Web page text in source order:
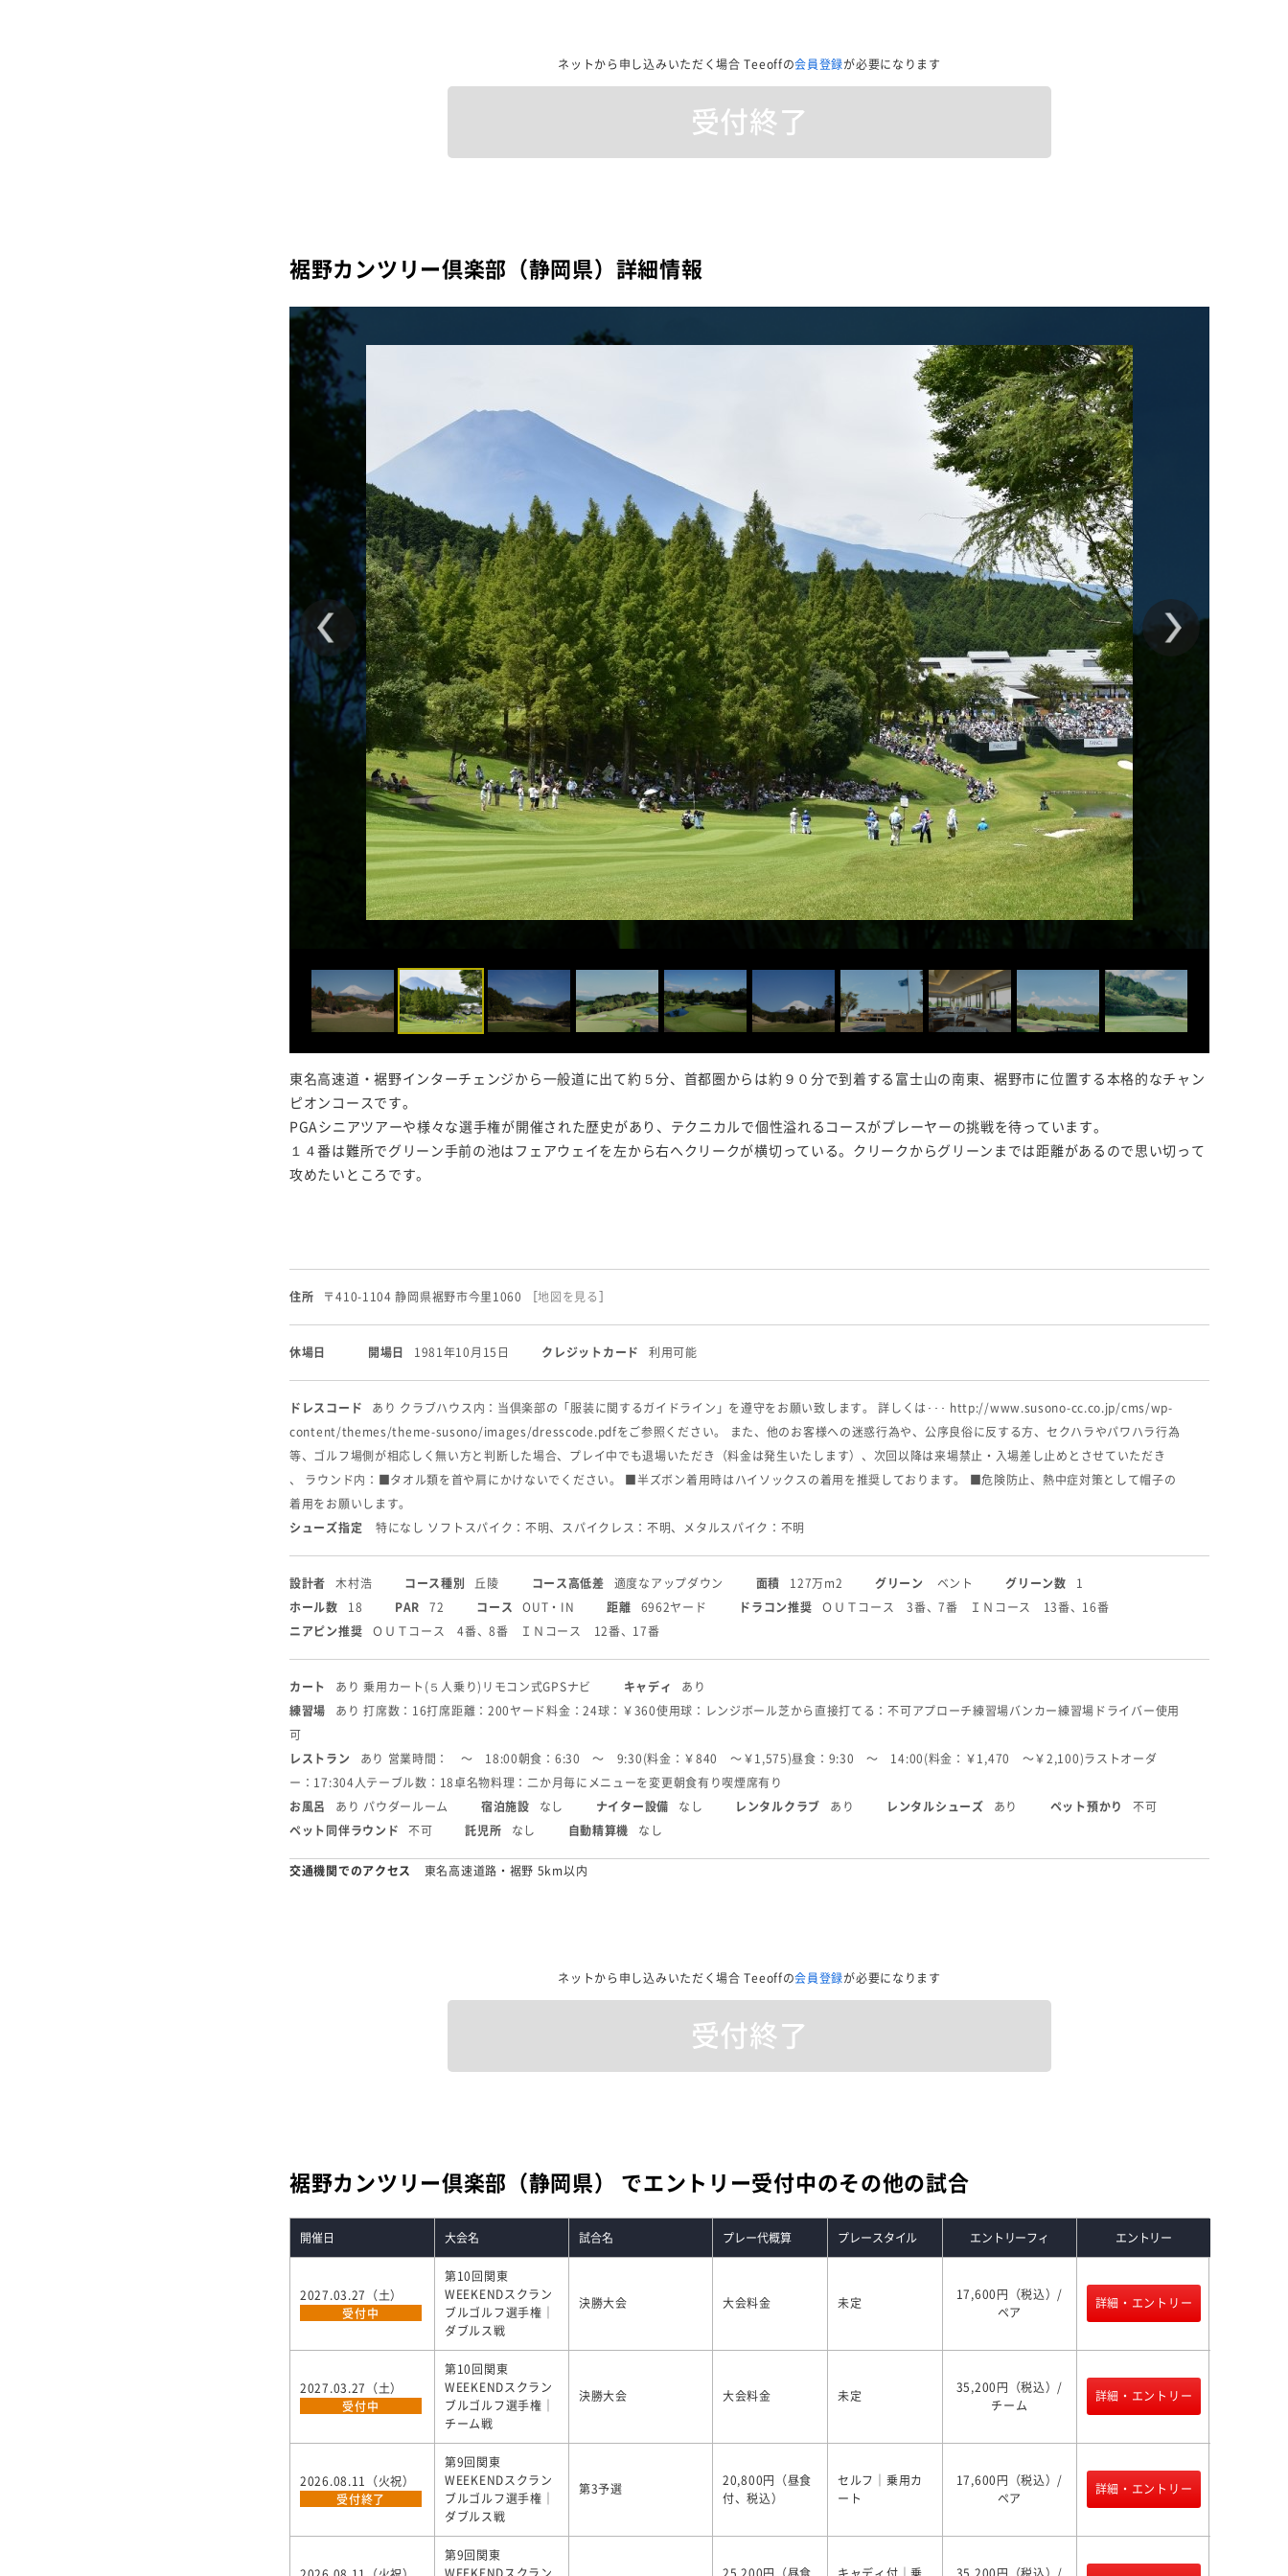
ネットから申し込みいただく場合Teeoffの会員登録が必要になります
受付終了
裾野カンツリー倶楽部（静岡県）詳細情報
東名高速道・裾野インターチェンジから一般道に出て約５分、首都圏からは約９０分で到着する富士山の南東、裾野市に位置する本格的なチャン
ピオンコースです。
PGAシニアツアーや様々な選手権が開催された歴史があり、テクニカルで個性溢れるコースがプレーヤーの挑戦を待っています。
１４番は難所でグリーン手前の池はフェアウェイを左から右へクリークが横切っている。クリークからグリーンまでは距離があるので思い切って
攻めたいところです。
住所 〒410-1104 静岡県裾野市今里1060 ［地図を見る
休場日 開場日 1981年10月15日 クレジットカード 利用可能
ドレスコード あり クラブハウス内：当倶楽部の「服装に関するガイドライン」を遵守をお願い致します。 詳しくは･･･ http://www.susono-cc.co.jp/cms/wp-
content/themes/theme-susono/images/dresscode.pdfをご参照ください。 また、他のお客様への迷惑行為や、公序良俗に反する方、セクハラやパワハラ行為
等、ゴルフ場側が相応しく無い方と判断した場合、プレイ中でも退場いただき（料金は発生いたします）、次回以降は来場禁止・入場差し止めとさせていただき
、 ラウンド内：■タオル類を首や肩にかけないでください。 ■半ズボン着用時はハイソックスの着用を推奨しております。 ■危険防止、熱中症対策として帽子の
着用をお願いします。
シューズ指定 特になし ソフトスパイク：不明、スパイクレス：不明、メタルスパイク：不明
設計者 木村浩 コース種別 丘陵 コース高低差 適度なアップダウン 面積 127万m2 グリーン ベント グリーン数 1
ホール数 18 PAR 72 コース OUT・IN 距離 6962ヤード ドラコン推奨 ＯＵＴコース 3番、7番 ＩＮコース 13番、16番
ニアピン推奨 ＯＵＴコース 4番、8番 ＩＮコース 12番、17番
カート あり 乗用カート(５人乗り) リモコン式GPSナビ キャディ あり
練習場 あり 打席数：16打席距離：200ヤード料金：24球：￥360使用球：レンジボール芝から直接打てる：不可アプローチ練習場 バンカー練習場 ドライバー使用
可
レストラン あり 営業時間： 〜 18:00朝食：6:30 〜 9:30(料金：￥840 〜￥1,575)昼食：9:30 〜 14:00(料金：￥1,470 〜￥2,100)ラストオーダ
ー：17:304人テーブル数：18卓名物料理：二か月毎にメニューを変更朝食有り 喫煙席有り
お風呂 あり パウダールーム 宿泊施設 なし ナイター設備 なし レンタルクラブ あり レンタルシューズ あり ペット預かり 不可
ペット同伴ラウンド 不可 託児所 なし 自動精算機 なし
交通機関でのアクセス 東名高速道路・裾野 5km以内
ネットから申し込みいただく場合Teeoffの会員登録が必要になります
受付終了
裾野カンツリー倶楽部（静岡県） でエントリー受付中のその他の試合
開催日 大会名 試合名 プレー代概算 プレースタイル エントリーフィ エントリー
2027.03.27（土）
受付中
第10回関東
WEEKENDスクラン
ブルゴルフ選手権｜
ダブルス戦
決勝大会 大会料金 未定
17,600円（税込）/
ペア
詳細・エントリー
2027.03.27（土）
受付中
第10回関東
WEEKENDスクラン
ブルゴルフ選手権｜
チーム戦
決勝大会 大会料金 未定
35,200円（税込）/
チーム
詳細・エントリー
2026.08.11（火祝）
受付終了
第9回関東
WEEKENDスクラン
ブルゴルフ選手権｜
ダブルス戦
第3予選
20,800円（昼食
付、税込）
セルフ｜乗用カ
ート
17,600円（税込）/
ペア
詳細・エントリー
第9回関東
WEEKENDスクラン
25,200円（昼食 キャディ付｜乗 35,200円（税込）/